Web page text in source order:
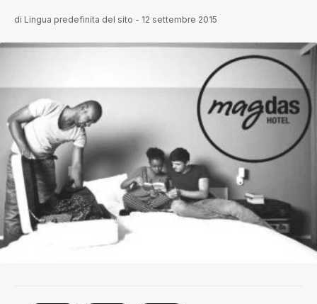
di Lingua predefinita del sito - 12 settembre 2015